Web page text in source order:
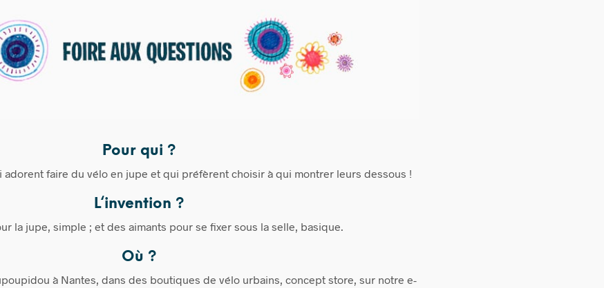
Pour qui ?
adorent faire du vélo en jupe et qui préfèrent choisir à qui montrer leurs dessous !
L‘invention ?
la jupe, simple ; et des aimants pour se fixer sous la selle, basique.
Où ?
à Nantes, dans des boutiques de vélo urbains, concept store, sur notre e-